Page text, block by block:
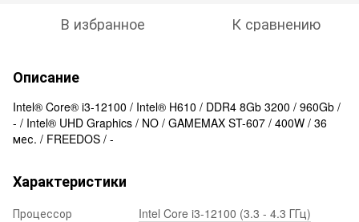
В избранное К сравнению
Описание
Intel® Core® i3-12100 / Intel® H610 / DDR4 8Gb 3200 / 960Gb /
- / Intel® UHD Graphics / NO / GAMEMAX ST-607 / 400W / 36
мес. / FREEDOS / -
Характеристики
Процессор
Intel Core i3-12100 (3.3 - 4.3 ГГц)